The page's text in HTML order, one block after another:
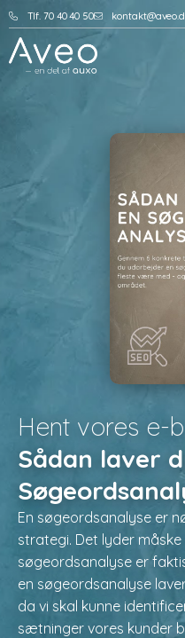
Tlf. 70 40 40 50
Hent vores e-
Sådan laver
En søgeordsanalyse er
strategi. Det lyder
søgeordsanalyse er
en søgeordsanalyse
da vi skal kunne
sætninger vores kunder